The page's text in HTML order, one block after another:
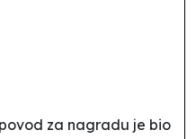
za nagradu je bio